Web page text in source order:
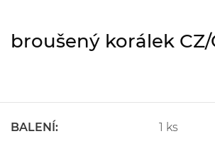
broušený korálek CZ/
BALENÍ: 1 ks